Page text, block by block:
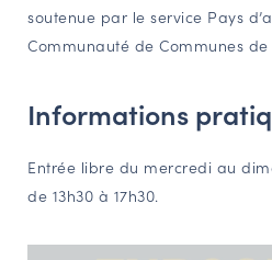
Amateurs d’histoire et de
Responsables de structures
soutenue par le service Pays
Communauté de Communes
Informations
Entrée libre du mercredi au
de 13h30 à 17h30.